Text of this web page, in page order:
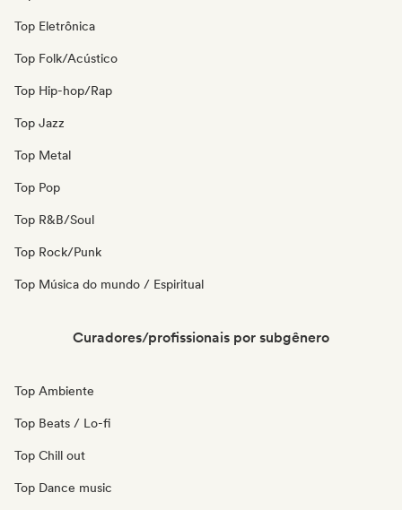
Top Eletrônica
Top Folk/Acústico
Top Hip-hop/Rap
Top Jazz
Top Metal
Top Pop
Top R&B/Soul
Top Rock/Punk
Top Música do mundo / Espiritual
Curadores/profissionais por subgênero
Top Ambiente
Top Beats / Lo-fi
Top Chill out
Top Dance music